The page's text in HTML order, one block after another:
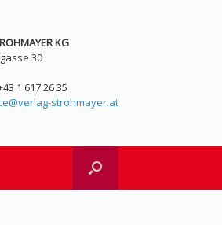
KG
30
1 617 26 35
strohmayer.at